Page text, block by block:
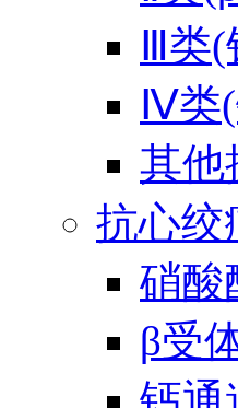
Ⅲ类(
Ⅳ类(
其他
抗心绞
硝酸
β受